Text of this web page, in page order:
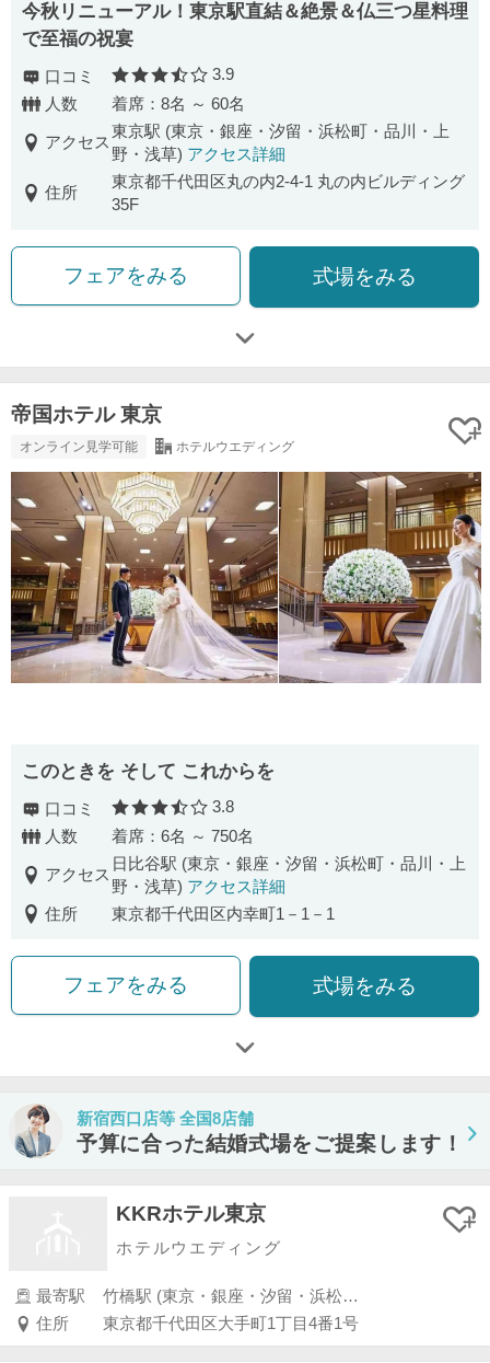
今秋リニューアル！東京駅直結＆絶景＆仏三つ星料理
で至福の祝宴
口コミ 口コミ評価
3.9
人数
着席：8名 ～ 60名
アクセス
東京駅 (東京・銀座・汐留・浜松町・品川・上
野・浅草) アクセス詳細
住所
東京都千代田区丸の内2-4-1 丸の内ビルディング
35F
フェアをみる 式場をみる
帝国ホテル 東京
オンライン見学可能 ホテルウエディング
このときを そして これからを
口コミ 口コミ評価
3.8
人数
着席：6名 ～ 750名
アクセス
日比谷駅 (東京・銀座・汐留・浜松町・品川・上
野・浅草) アクセス詳細
住所
東京都千代田区内幸町1－1－1
フェアをみる 式場をみる
新宿西口店等 全国8店舗
予算に合った結婚式場をご提案します！
KKRホテル東京
ホテルウエディング
最寄駅
竹橋駅 (東京・銀座・汐留・浜松町・品川・上野・浅草)
住所
東京都千代田区大手町1丁目4番1号